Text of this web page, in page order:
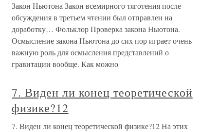
Закон Ньютона Закон всемирного тяготения после
обсуждения в третьем чтении был отправлен на
доработку… Фольклор Проверка закона Ньютона.
Осмысление закона Ньютона до сих пор играет очень
важную роль для осмысления представлений о
гравитации вообще. Как можно
7. Виден ли конец теоретической
физике?12
7. Виден ли конец теоретической физике?12 На этих